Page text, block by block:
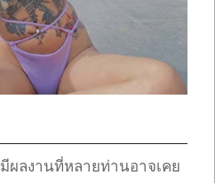
มีผลงานที่หลายท่านอาจเคย